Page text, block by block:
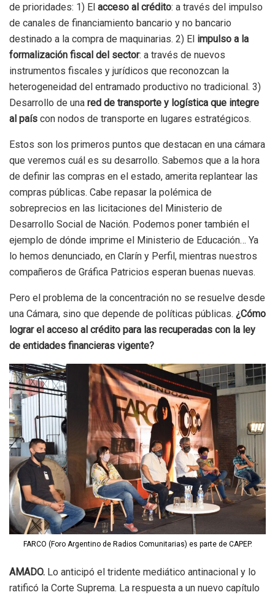
de prioridades: 1) El acceso al crédito: a través del impulso
de canales de financiamiento bancario y no bancario
destinado a la compra de maquinarias. 2) El impulso a la
formalización fiscal del sector: a través de nuevos
instrumentos fiscales y jurídicos que reconozcan la
heterogeneidad del entramado productivo no tradicional. 3)
Desarrollo de una red de transporte y logística que integre
al país con nodos de transporte en lugares estratégicos.
Estos son los primeros puntos que destacan en una cámara
que veremos cuál es su desarrollo. Sabemos que a la hora
de definir las compras en el estado, amerita replantear las
compras públicas. Cabe repasar la polémica de
sobreprecios en las licitaciones del Ministerio de
Desarrollo Social de Nación. Podemos poner también el
ejemplo de dónde imprime el Ministerio de Educación… Ya
lo hemos denunciado, en Clarín y Perfil, mientras nuestros
compañeros de Gráfica Patricios esperan buenas nuevas.
Pero el problema de la concentración no se resuelve desde
una Cámara, sino que depende de políticas públicas. ¿Cómo
lograr el acceso al crédito para las recuperadas con la ley
de entidades financieras vigente?
FARCO (Foro Argentino de Radios Comunitarias) es parte de CAPEP.
AMADO. Lo anticipó el tridente mediático antinacional y lo
ratificó la Corte Suprema. La respuesta a un nuevo capítulo